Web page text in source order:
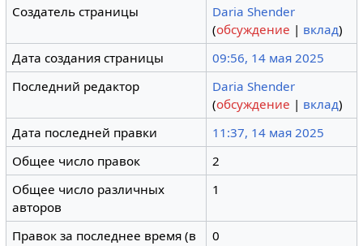
Создатель страницы
Daria Shender
(обсуждение | вклад)
Дата создания страницы
09:56, 14 мая 2025
Последний редактор
Daria Shender
(обсуждение | вклад)
Дата последней правки
11:37, 14 мая 2025
Общее число правок
2
Общее число различных
авторов
1
Правок за последнее время (в
0